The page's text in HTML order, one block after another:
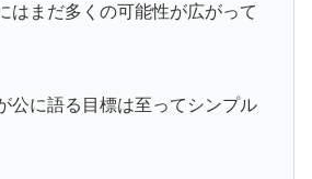
はまだ多くの可能性が広がって
公に語る目標は至ってシンプル